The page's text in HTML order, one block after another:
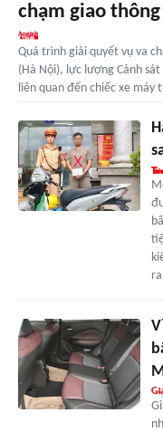
chạm giao thông
Quá trình giải quyết vụ va
(Hà Nội), lực lượng Cảnh
liên quan đến chiếc xe máy